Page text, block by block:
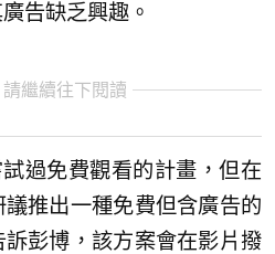
告缺乏興趣。
繼續往下閱讀
過免費觀看的計畫，但在
推出一種免費但含廣告的
彭博，該方案會在影片撥